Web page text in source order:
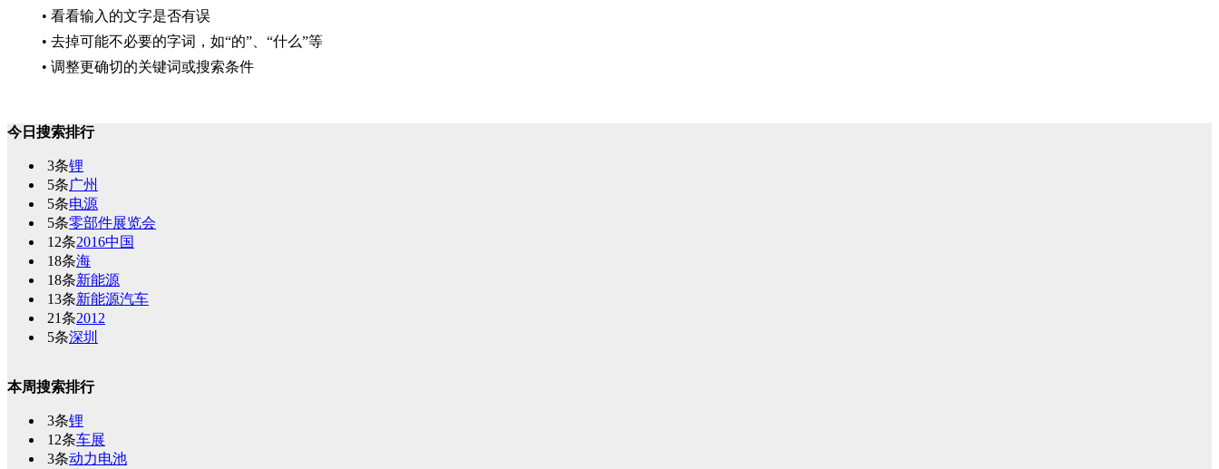
• 看看输入的文字是否有误
• 去掉可能不必要的字词，如“的”、“什么”等
• 调整更确切的关键词或搜索条件
今日搜索排行
3条锂
5条广州
5条电源
5条零部件展览会
12条2016中国
18条海
18条新能源
13条新能源汽车
21条2012
5条深圳
本周搜索排行
3条锂
12条车展
3条动力电池